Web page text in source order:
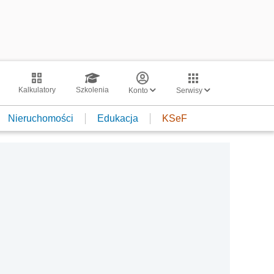
Kalkulatory Szkolenia Konto Serwisy
Nieruchomości Edukacja KSeF